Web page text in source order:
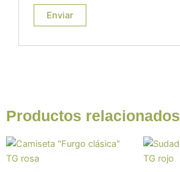
Productos relacionados
Este
producto